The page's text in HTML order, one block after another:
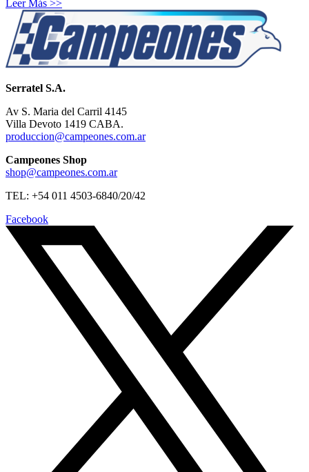
Leer Más >>
Serratel S.A.
Av S. Maria del Carril 4145
Villa Devoto 1419 CABA.
produccion@campeones.com.ar
Campeones Shop
shop@campeones.com.ar
TEL: +54 011 4503-6840/20/42
Facebook